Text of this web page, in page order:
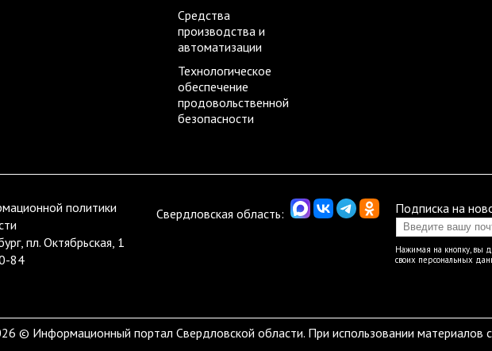
Средства
производства и
автоматизации
Технологическое
обеспечение
продовольственной
безопасности
политики
пл. Октябрьская, 1
84
Свердловская область: Подписка на
Нажимая на кнопку, вы
своих персональных
© Информационный портал Свердловской области. При использовании материалов